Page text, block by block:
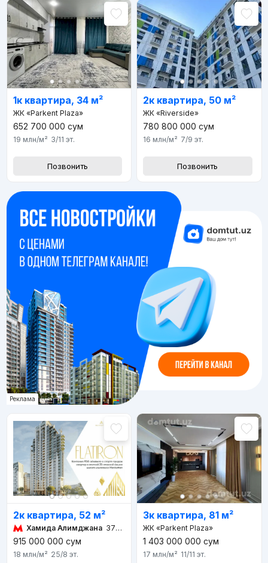
1к квартира, 34 м²
ЖК «Parkent Plaza»
652 700 000 сум
19 млн/м² 3/11 эт.
Позвонить
2к квартира, 50 м²
ЖК «Riverside»
780 800 000 сум
16 млн/м² 7/9 эт.
Позвонить
Реклама
2к квартира, 52 м²
Хамида Алимджана 373 м 5 мин
915 000 000 сум
18 млн/м² 25/8 эт.
3к квартира, 81 м²
ЖК «Parkent Plaza»
1 403 000 000 сум
17 млн/м² 11/11 эт.